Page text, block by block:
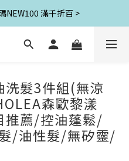
NEW100 滿千折百 >
髮3件組(無涼
森歐黎漾
推薦/控油蓬鬆/
/油性髮/無矽靈/